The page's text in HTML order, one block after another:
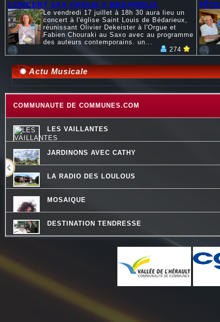
CONCERT SAX ORGUE A BEDARIEUX
Le vendredi 17 juillet à 18h 30 aura lieu un
concert à l'église Saint Louis de Bédarieux,
réunissant Olivier Dekeister à l'Orgue et
Fabien Chouraki au Saxo avec au programme
des auteurs contemporains. un...
274
Actu Musicale
COMMUNAUTE DE COMMUNES.COM
LES VAILLANTES
JARDINONS AVEC CATHY
LA RADIO DES LOULOUS
MOSAIQUE
DESTINATION TENDRESSE
REVISONS NOS CLASSIQUES
CHEMINS DU JAZZ